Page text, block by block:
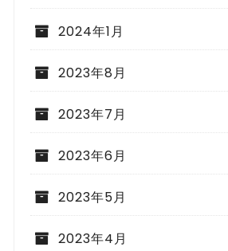
2024年1月
2023年8月
2023年7月
2023年6月
2023年5月
2023年4月